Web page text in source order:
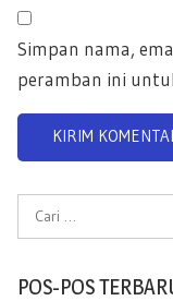
Simpan nama,
peramban ini
a
POS-POS